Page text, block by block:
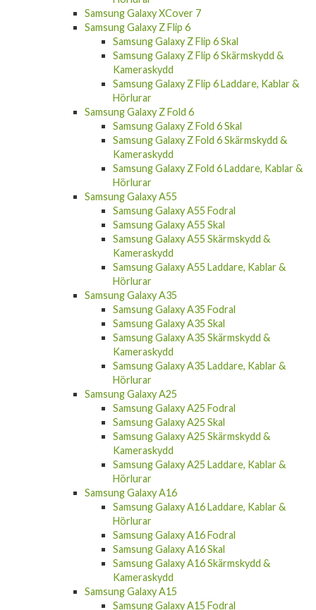
Samsung Galaxy XCover 7
Samsung Galaxy Z Flip 6
Samsung Galaxy Z Flip 6 Skal
Samsung Galaxy Z Flip 6 Skärmskydd &
Kameraskydd
Samsung Galaxy Z Flip 6 Laddare, Kablar &
Hörlurar
Samsung Galaxy Z Fold 6
Samsung Galaxy Z Fold 6 Skal
Samsung Galaxy Z Fold 6 Skärmskydd &
Kameraskydd
Samsung Galaxy Z Fold 6 Laddare, Kablar &
Hörlurar
Samsung Galaxy A55
Samsung Galaxy A55 Fodral
Samsung Galaxy A55 Skal
Samsung Galaxy A55 Skärmskydd &
Kameraskydd
Samsung Galaxy A55 Laddare, Kablar &
Hörlurar
Samsung Galaxy A35
Samsung Galaxy A35 Fodral
Samsung Galaxy A35 Skal
Samsung Galaxy A35 Skärmskydd &
Kameraskydd
Samsung Galaxy A35 Laddare, Kablar &
Hörlurar
Samsung Galaxy A25
Samsung Galaxy A25 Fodral
Samsung Galaxy A25 Skal
Samsung Galaxy A25 Skärmskydd &
Kameraskydd
Samsung Galaxy A25 Laddare, Kablar &
Hörlurar
Samsung Galaxy A16
Samsung Galaxy A16 Laddare, Kablar &
Hörlurar
Samsung Galaxy A16 Fodral
Samsung Galaxy A16 Skal
Samsung Galaxy A16 Skärmskydd &
Kameraskydd
Samsung Galaxy A15
Samsung Galaxy A15 Fodral